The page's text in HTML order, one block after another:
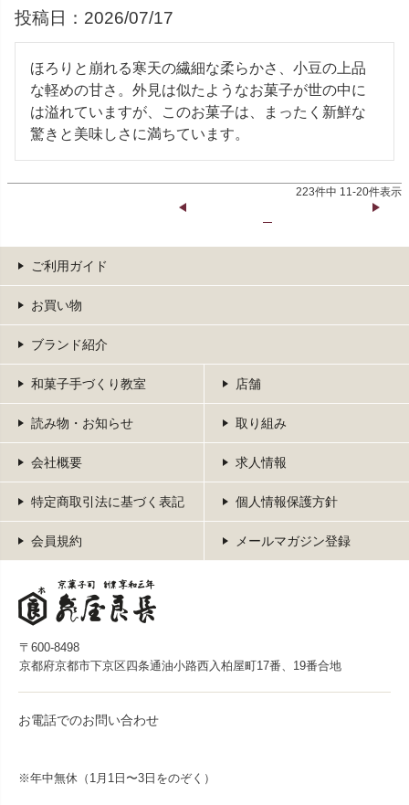
投稿日
2026/07/17
ほろりと崩れる寒天の繊細な柔らかさ、小豆の上品
な軽めの甘さ。外見は似たようなお菓子が世の中に
は溢れていますが、このお菓子は、まったく新鮮な
驚きと美味しさに満ちています。
223件中 11-20件表示
ご利用ガイド
お買い物
ブランド紹介
和菓子手づくり教室 店舗
読み物・お知らせ 取り組み
会社概要 求人情報
特定商取引法に基づく表記 個人情報保護方針
会員規約 メールマガジン登録
〒600-8498
京都府京都市下京区四条通油小路西入柏屋町17番、19番合地
お電話でのお問い合わせ
※年中無休（1月1日〜3日をのぞく）